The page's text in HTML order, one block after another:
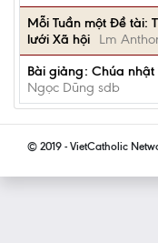
Mỗi Tuần một Đề tài:
lưới Xã hội
Lm
Bài giảng: Chúa nhật
Ngọc Dũng sdb
© 2019 - VietCatholic